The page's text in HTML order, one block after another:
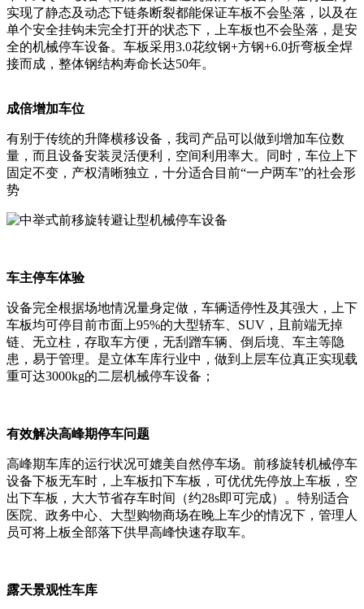
实现了静态及动态下链条断裂都能保证车板不会坠落，以及在
单个安全挂钩未完全打开的状态下，上车板也不会坠落，是安
全的机械停车设备。车板采用3.0花纹钢+方钢+6.0折弯板全焊
接而成，整体钢结构寿命长达50年。
成倍增加车位
有别于传统的升降横移设备，我司产品可以做到增加车位数
量，而且设备安装灵活便利，空间利用率大。同时，车位上下
固定不变，产权清晰独立，十分适合目前“一户两车”的社会形
势
车主停车体验
设备完全根据场地情况量身定做，车辆适停性及其强大，上下
车板均可停目前市面上95%的大型轿车、SUV，且前端无掉
链、无立柱，存取车方便，无刮蹭车辆、倒后境、车主等隐
患，易于管理。是立体车库行业中，做到上层车位真正实现载
重可达3000kg的二层机械停车设备；
有效解决高峰期停车问题
高峰期车库的运行状况可媲美自然停车场。前移旋转机械停车
设备下板无车时，上车板扣下车板，可优优先停放上车板，空
出下车板，大大节省存车时间（约28s即可完成）。特别适合
医院、政务中心、大型购物商场在晚上车少的情况下，管理人
员可将上板全部落下供早高峰快速存取车。
露天景观性车库